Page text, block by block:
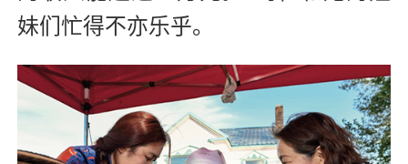
妹们忙得不亦乐乎。